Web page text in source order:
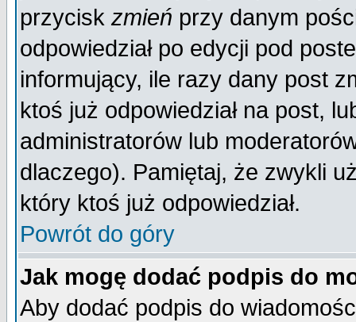
przycisk zmień przy danym
odpowiedział po edycji pod
informujący, ile razy dany post
ktoś już odpowiedział na post,
administratorów lub
dlaczego). Pamiętaj, że zwykli
który ktoś już odpowiedział.
Powrót do góry
Jak mogę dodać podpis do
Aby dodać podpis do